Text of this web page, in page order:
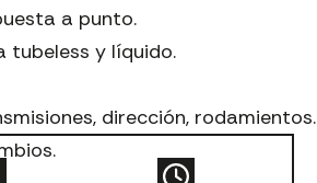
a punto.
tubeless y líquido.
dirección, rodamientos.